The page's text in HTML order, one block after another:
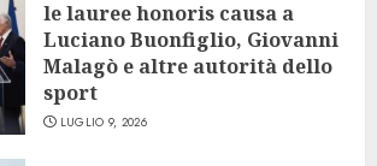
le lauree honoris causa a
Luciano Buonfiglio, Giovanni
Malagò e altre autorità dello
sport
LUGLIO 9, 2026